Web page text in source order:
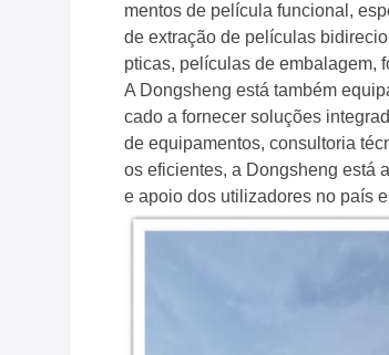
mentos de película funcional,
de extração de películas
pticas, películas de embalagem,
A Dongsheng está também
cado a fornecer soluções
de equipamentos, consultoria
os eficientes, a Dongsheng está
e apoio dos utilizadores no país